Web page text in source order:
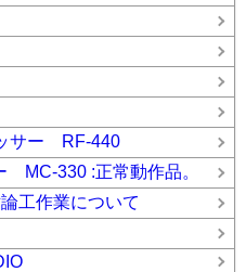
サー RF-440
MC-330 :正常動作品。
工作業について